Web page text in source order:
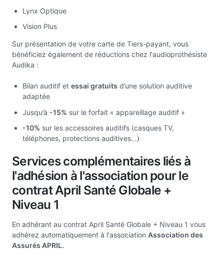
Lynx Optique
Vision Plus
Sur présentation de votre carte de Tiers-payant, vous
bénéficiez également de réductions chez l'audioprothésiste
Audika :
Bilan auditif et essai gratuits d’une solution auditive
adaptée
Jusqu’à -15% sur le forfait « appareillage auditif »
-10% sur les accessoires auditifs (casques TV,
téléphones, protections auditives...)
Services complémentaires liés à
l'adhésion à l'association pour le
contrat April Santé Globale +
Niveau 1
En adhérant au contrat April Santé Globale + Niveau 1 vous
adhérez automatiquement à l'association Association des
Assurés APRIL.